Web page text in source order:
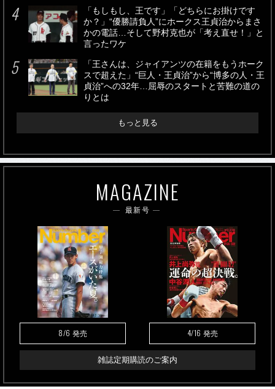
「もしもし、王です」「どちらにお掛けです
か？」“優勝請負人”にホークス王貞治からまさ
かの電話…そして野村克也が「考え直せ！」と
言ったワケ
「王さんは、ジャイアンツの在籍をもうホーク
スで超えた」“巨人・王貞治”から“博多の人・王
貞治”への32年…屈辱のスタートと苦難の道の
りとは
もっと見る
MAGAZINE
最新号
8/6 発売 4/16 発売
雑誌定期購読のご案内